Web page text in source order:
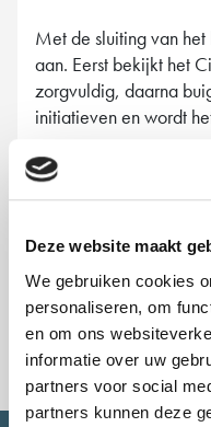
Deze website maakt
We gebruiken cookies
personaliseren, om
en om ons
informatie over uw
partners voor social
partners kunnen deze
Met de sluiting van
aan. Eerst bekijkt het
zorgvuldig, daarna
initiatieven en wordt
Wil je niets missen?
in de gaten enschrijf
CityLab010!